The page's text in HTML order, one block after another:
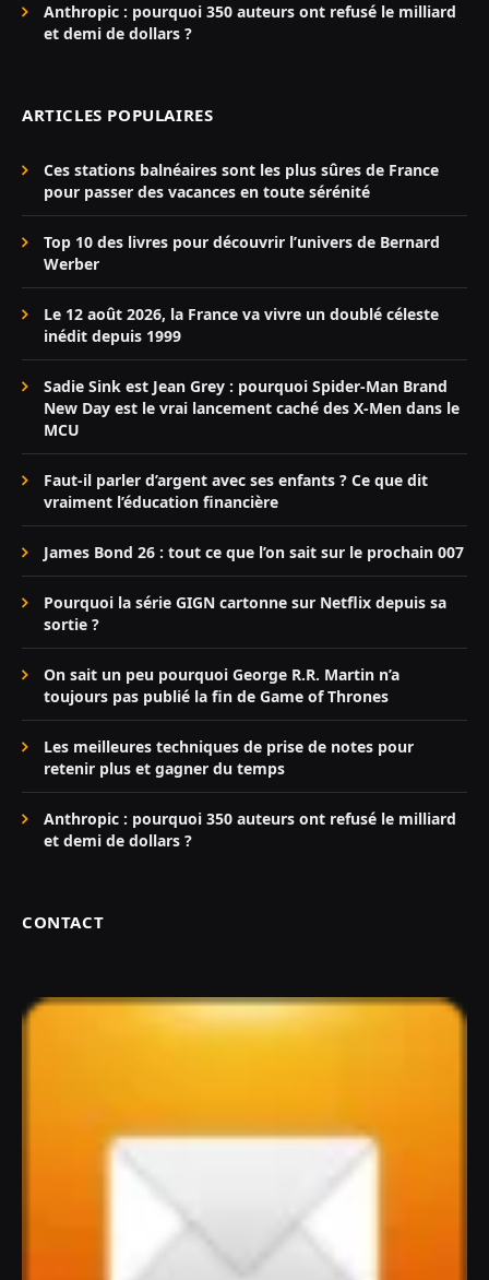
Anthropic : pourquoi 350 auteurs ont refusé le milliard
et demi de dollars ?
ARTICLES POPULAIRES
Ces stations balnéaires sont les plus sûres de France
pour passer des vacances en toute sérénité
Top 10 des livres pour découvrir l’univers de Bernard
Werber
Le 12 août 2026, la France va vivre un doublé céleste
inédit depuis 1999
Sadie Sink est Jean Grey : pourquoi Spider-Man Brand
New Day est le vrai lancement caché des X-Men dans le
MCU
Faut-il parler d’argent avec ses enfants ? Ce que dit
vraiment l’éducation financière
James Bond 26 : tout ce que l’on sait sur le prochain 007
Pourquoi la série GIGN cartonne sur Netflix depuis sa
sortie ?
On sait un peu pourquoi George R.R. Martin n’a
toujours pas publié la fin de Game of Thrones
Les meilleures techniques de prise de notes pour
retenir plus et gagner du temps
Anthropic : pourquoi 350 auteurs ont refusé le milliard
et demi de dollars ?
CONTACT